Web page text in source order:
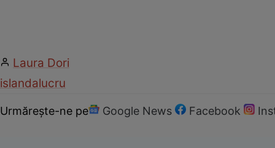
Laura Dori
islandalucru
Urmărește-ne pe Google News Facebook